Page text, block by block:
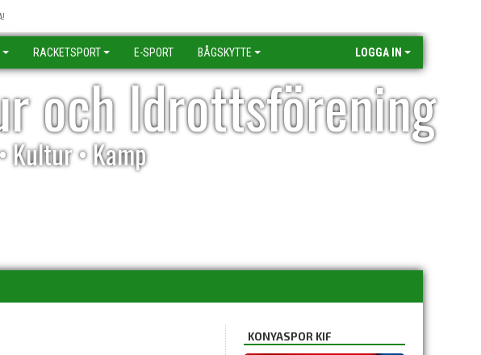
RACKETSPORT E-SPORT BÅGSKYTTE LOGGA IN
och Idrottsförening
Kultur • Kamp
KONYASPOR KIF